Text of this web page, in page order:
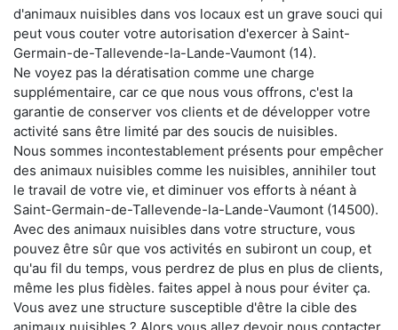
d'animaux nuisibles dans vos locaux est un grave souci qui
peut vous couter votre autorisation d'exercer à Saint-
Germain-de-Tallevende-la-Lande-Vaumont (14).
Ne voyez pas la dératisation comme une charge
supplémentaire, car ce que nous vous offrons, c'est la
garantie de conserver vos clients et de développer votre
activité sans être limité par des soucis de nuisibles.
Nous sommes incontestablement présents pour empêcher
des animaux nuisibles comme les nuisibles, annihiler tout
le travail de votre vie, et diminuer vos efforts à néant à
Saint-Germain-de-Tallevende-la-Lande-Vaumont (14500).
Avec des animaux nuisibles dans votre structure, vous
pouvez être sûr que vos activités en subiront un coup, et
qu'au fil du temps, vous perdrez de plus en plus de clients,
même les plus fidèles. faites appel à nous pour éviter ça.
Vous avez une structure susceptible d'être la cible des